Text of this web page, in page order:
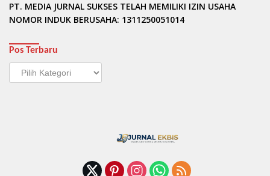
PT. MEDIA JURNAL SUKSES TELAH MEMILIKI IZIN USAHA
NOMOR INDUK BERUSAHA: 1311250051014
Pos Terbaru
Pos
Terbaru